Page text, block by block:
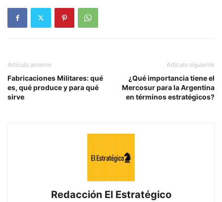
Artículo anterior
Fabricaciones Militares: qué
es, qué produce y para qué
sirve
Artículo siguiente
¿Qué importancia tiene el
Mercosur para la Argentina
en términos estratégicos?
Redacción El Estratégico